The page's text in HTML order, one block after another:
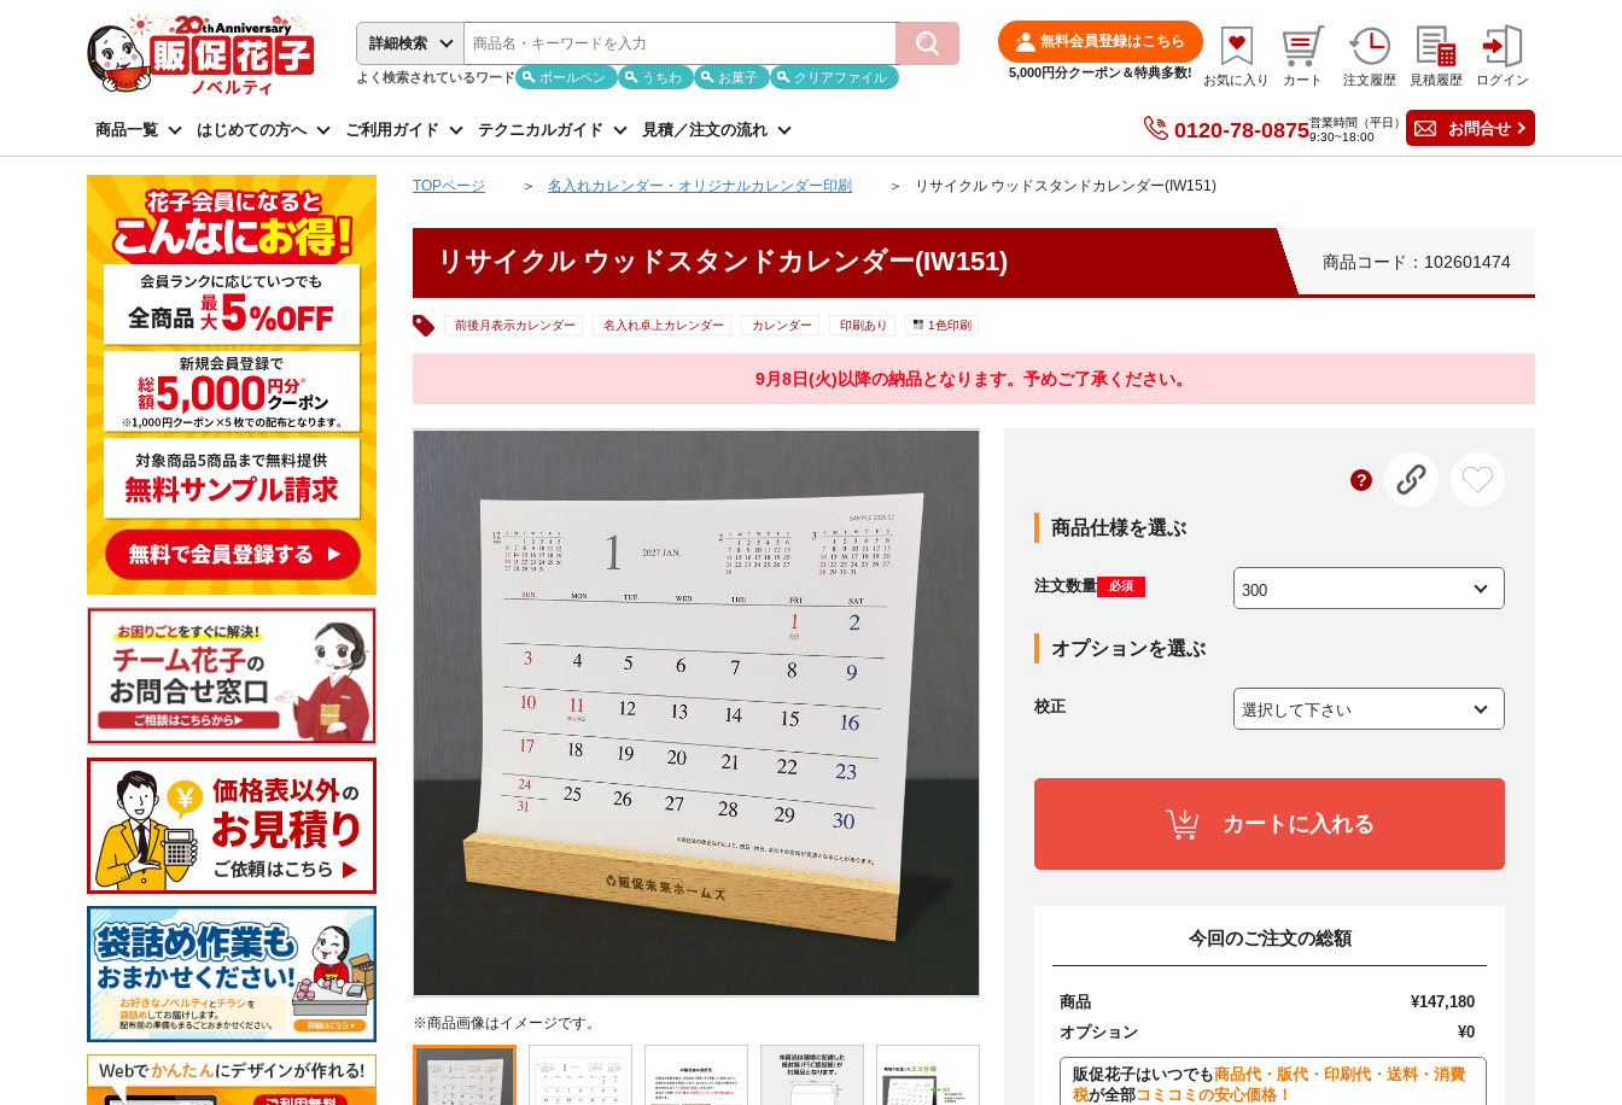
詳細検索
よく検索されているワード ボールペン うちわ お菓子 クリアファイル
無料会員登録はこちら
5,000円分クーポン＆特典多数! お気に入り カート 注文履歴 見積履歴 ログイン
商品一覧 はじめての方へ ご利用ガイド テクニカルガイド 見積／注文の流れ 0120-78-0875営業時間（平日）
9:30~18:00
お問合せ
TOPページ 名入れカレンダー・オリジナルカレンダー印刷 リサイクル ウッドスタンドカレンダー(IW151)
リサイクル ウッドスタンドカレンダー(IW151) 商品コード：102601474
前後月表示カレンダー 名入れ卓上カレンダー カレンダー 印刷あり 1色印刷
9月8日(火)以降の納品となります。予めご了承ください。
※商品画像はイメージです。
商品仕様を選ぶ
注文数量 必須
オプションを選ぶ
校正
カートに入れる
今回のご注文の総額
商品
¥147,180
オプション
¥0
販促花子はいつでも商品代・版代・印刷代・送料・消費
税が全部コミコミの安心価格！